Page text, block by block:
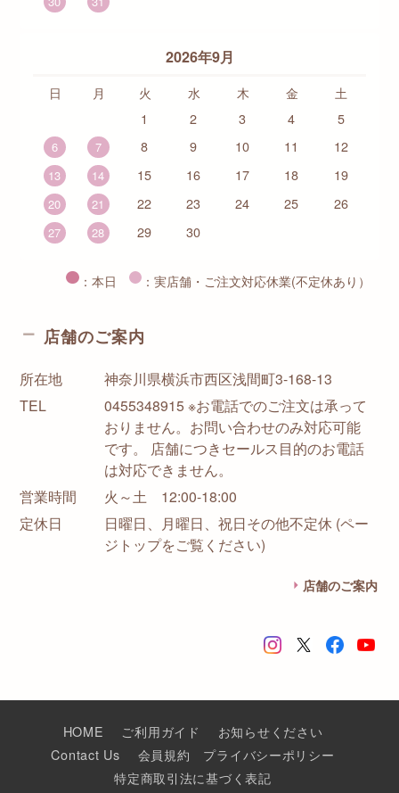
2026年9月
日 月 火 水 木 金
土
1
2 3 4 5
6 7 8 9 10 11 12
13 14 15 16 17 18 19
20 21 22 23 24 25 26
27 28 29 30
：本日 ：実店舗・ご注文対応休業(不定休あり）
店舗のご案内
所在地
神奈川県横浜市西区浅間町3-168-13
TEL
0455348915 ※お電話でのご注文は承って
おりません。お問い合わせのみ対応可能
です。 店舗につきセールス目的のお電話
は対応できません。
営業時間
火～土 12:00-18:00
定休日
日曜日、月曜日、祝日その他不定休 (ペー
ジトップをご覧ください)
店舗のご案内
HOME ご利用ガイド
お知らせください
Contact Us
会員規約
プライバシーポリシー
特定商取引法に基づく表記